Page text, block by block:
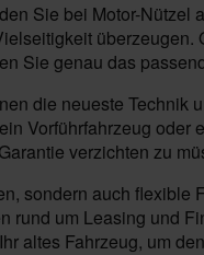
Sie bei Motor-
Sie genau das
die neueste
Vorführfahrzeug
verzichten zu
sondern auch
um Leasing und
altes Fahrzeug, um